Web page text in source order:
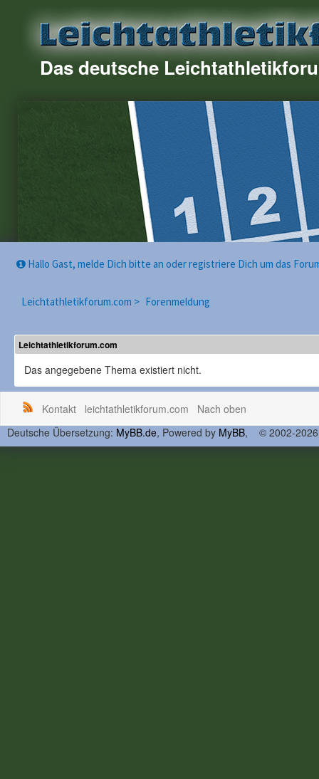
Das deutsche
Hallo Gast, melde Dich bitte an oder registriere Dich um das
Leichtathletikforum.com > Forenmeldung
Leichtathletikforum.com
Das angegebene Thema existiert nicht.
Kontakt leichtathletikforum.com
Nach oben
Deutsche Übersetzung: MyBB.de, Powered by MyBB, © 2002-